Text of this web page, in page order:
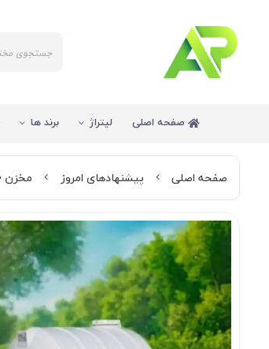
صفحه اصلی لیتراژ برند ها
صفحه اصلی پیشنهادهای امروز مخزن 5000 ليتري افقي تك لايه